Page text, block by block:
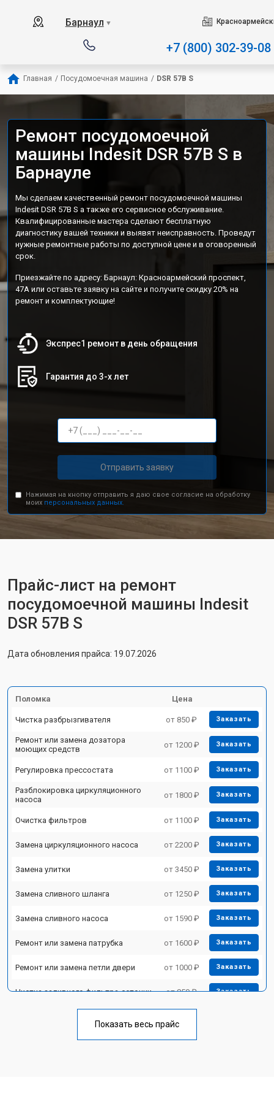
Барнаул ▼
+7 (800) 302-39-08
Главная / Посудомоечная машина / DSR 57B S
Ремонт посудомоечной
машины Indesit DSR 57B S в
Барнауле
Мы сделаем качественный ремонт посудомоечной машины
Indesit DSR 57B S а также его сервисное обслуживание.
Квалифицированные мастера сделают бесплатную
диагностику вашей техники и выявят неисправность. Проведут
нужные ремонтные работы по доступной цене и в оговоренный
срок.
Приезжайте по адресу: Барнаул: Красноармейский проспект,
47А или оставьте заявку на сайте и получите скидку 20% на
ремонт и комплектующие!
Экспрес1 ремонт в день обращения
Гарантия до 3-х лет
Отправить заявку
Нажимая на кнопку отправить я даю свое согласие на обработку
моих персональных данных.
Прайс-лист на ремонт
посудомоечной машины Indesit
DSR 57B S
Дата обновления прайса: 19.07.2026
Поломка Цена
Чистка разбрызгивателя от 850 ₽ Заказать
Ремонт или замена дозатора
моющих средств
от 1200 ₽ Заказать
Регулировка прессостата от 1100 ₽ Заказать
Разблокировка циркуляционного
насоса
от 1800 ₽ Заказать
Очистка фильтров от 1100 ₽ Заказать
Замена циркуляционного насоса от 2200 ₽ Заказать
Замена улитки от 3450 ₽ Заказать
Замена сливного шланга от 1250 ₽ Заказать
Замена сливного насоса от 1590 ₽ Заказать
Ремонт или замена патрубка от 1600 ₽ Заказать
Ремонт или замена петли двери от 1000 ₽ Заказать
Чистка заливного фильтра-сеточки от 850 ₽ Заказать
Ремонт теплообменника от 2000 ₽
Показать весь прайс